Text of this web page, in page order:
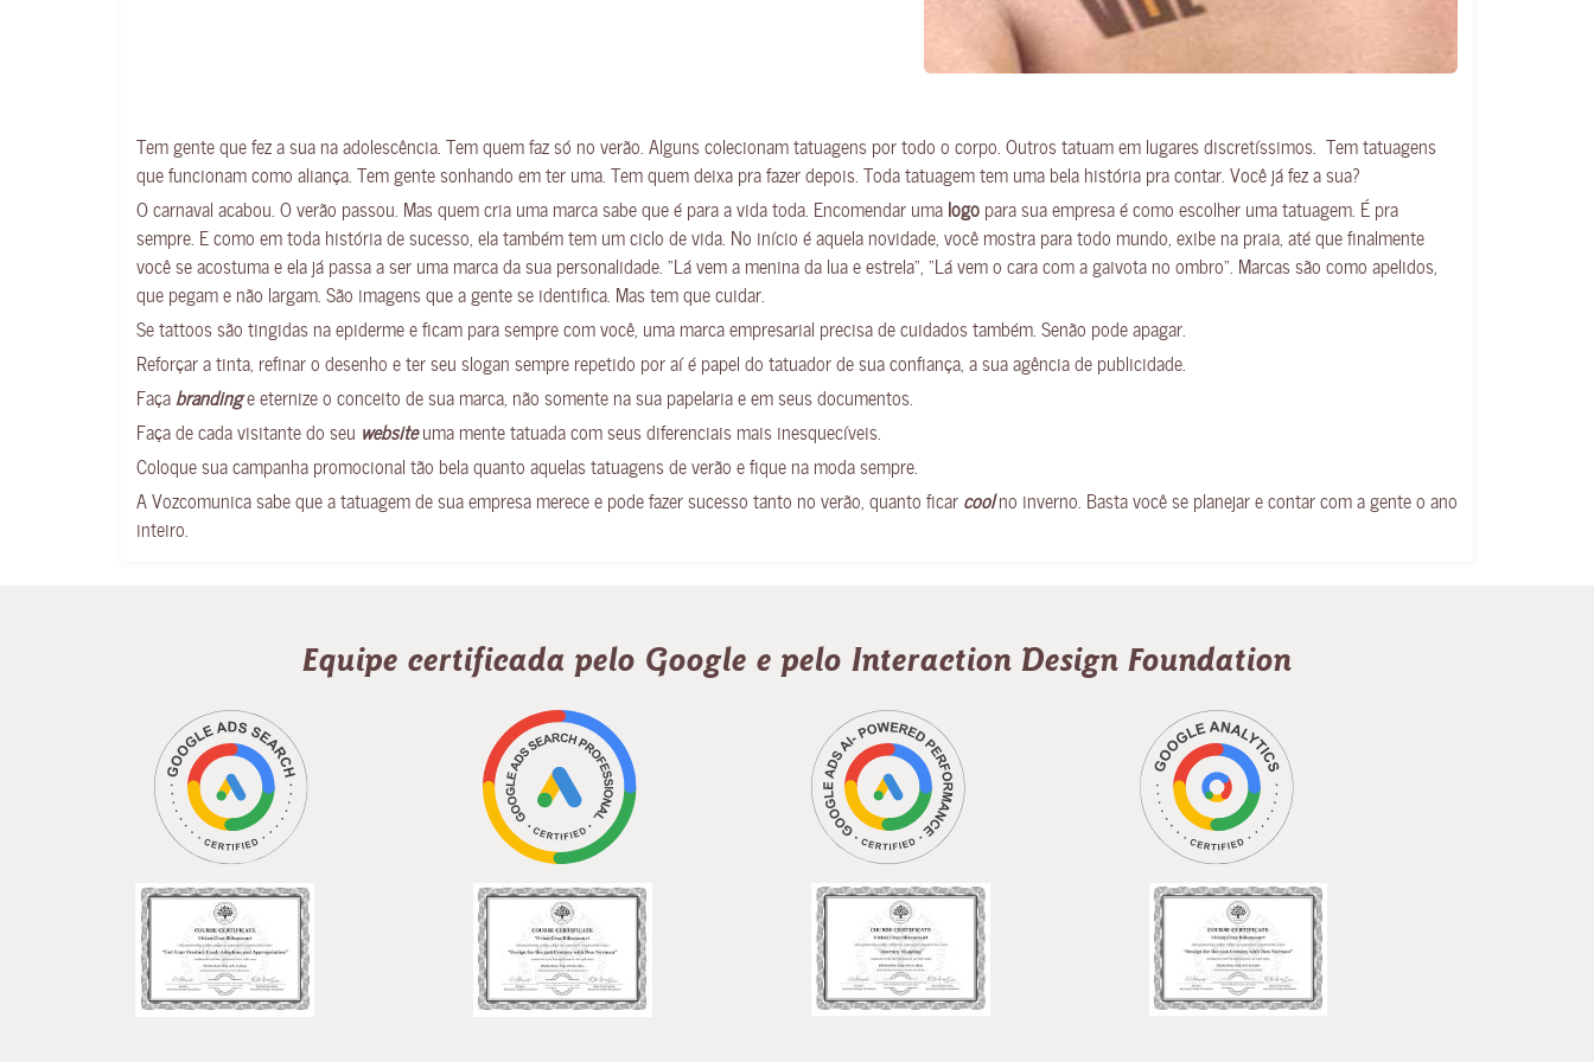
Tem gente que fez a sua na adolescência. Tem quem faz só no verão. Alguns colecionam tatuagens por todo o corpo. Outros tatuam em lugares discretíssimos. Tem tatuagens
que funcionam como aliança. Tem gente sonhando em ter uma. Tem quem deixa pra fazer depois. Toda tatuagem tem uma bela história pra contar. Você já fez a sua?
O carnaval acabou. O verão passou. Mas quem cria uma marca sabe que é para a vida toda. Encomendar uma logo para sua empresa é como escolher uma tatuagem. É pra
sempre. E como em toda história de sucesso, ela também tem um ciclo de vida. No início é aquela novidade, você mostra para todo mundo, exibe na praia, até que finalmente
você se acostuma e ela já passa a ser uma marca da sua personalidade. “Lá vem a menina da lua e estrela”, “Lá vem o cara com a gaivota no ombro”. Marcas são como apelidos,
que pegam e não largam. São imagens que a gente se identifica. Mas tem que cuidar.
Se tattoos são tingidas na epiderme e ficam para sempre com você, uma marca empresarial precisa de cuidados também. Senão pode apagar.
Reforçar a tinta, refinar o desenho e ter seu slogan sempre repetido por aí é papel do tatuador de sua confiança, a sua agência de publicidade.
Faça brandinge eternize o conceito de sua marca, não somente na sua papelaria e em seus documentos.
Faça de cada visitante do seu websiteuma mente tatuada com seus diferenciais mais inesquecíveis.
Coloque sua campanha promocional tão bela quanto aquelas tatuagens de verão e fique na moda sempre.
A Vozcomunica sabe que a tatuagem de sua empresa merece e pode fazer sucesso tanto no verão, quanto ficar coolno inverno. Basta você se planejar e contar com a gente o ano
inteiro.
Equipe certificada pelo Google e pelo Interaction Design Foundation